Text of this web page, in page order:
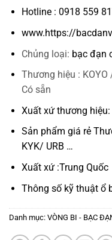
Hotline : 0918 559
www.https://
Chủng loại: bạc đạn
Thương hiệu :
Có sẵn
Xuất xứ thương
Sản phẩm giá rẻ
KYK/ URB …
Xuất xứ :Trung Quốc
Thông số kỹ thuậtổ
Danh mục: VÒNG BI - BẠC